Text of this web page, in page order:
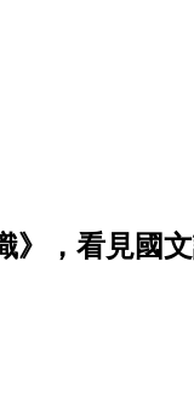
》，看見國